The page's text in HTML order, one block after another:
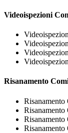
Videoispezioni
Risanamento